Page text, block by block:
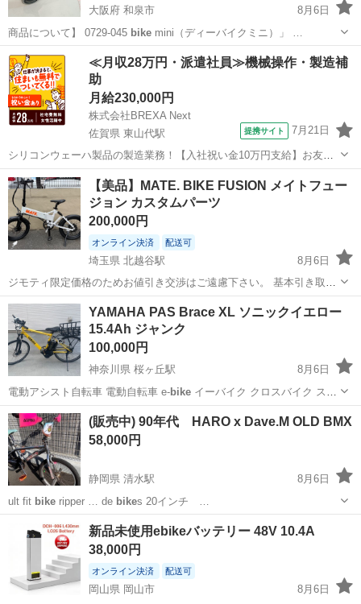
大阪府 和泉市
8月6日
商品について】 0729-045 bikemini（ディーバイクミニ）」 …
大阪 和泉市 おもちゃ bike
≪月収28万円・派遣社員≫機械操作・製造補
助
月給230,000円
株式会社BREXA Next
佐賀県 東山代駅
提携サイト 7月21日
シリコンウェーハ製品の製造業務！【入社祝い金10万円支給】お友達
やカップルとの応募OK◎年間休日129日＆休出なしでプライベート充
実♪業務はクリーンルームで快適作業◎自社正社員登用制度あり★1食
300円～の格安食堂あり！《佐...
佐賀 伊万里市 東山代駅
【美品】MATE. BIKE FUSION メイトフュー
ジョン カスタムパーツ
200,000円
オンライン決済 配送可
埼玉県 北越谷駅
8月6日
ジモティ限定価格のためお値引き交渉はご遠慮下さい。 基本引き取り
で、現金手にてお願いします。 デンマーク発のスタイリッシュな電動
アシスト自転車ブランド「MATE.BIKE」より、都市部での走行に最
適な人気モデル「MATE...
埼玉 越谷市
YAMAHA PAS Brace XL ソニックイエロー
15.4Ah ジャンク
100,000円
神奈川県 桜ヶ丘駅
8月6日
電動アシスト自転車 電動自転車 e-bikeイーバイク クロスバイク スポ
ーツ…
神奈川 綾瀬市 桜ヶ丘駅 電動アシスト自転車
(販売中) 90年代 HARO x Dave.M OLD BMX
58,000円
静岡県 清水駅
8月6日
ult fit bikeripper … de bikes 20インチ …
静岡市 清水駅
新品未使用ebikeバッテリー 48V 10.4A
38,000円
オンライン決済 配送可
岡山県 岡山市
8月6日